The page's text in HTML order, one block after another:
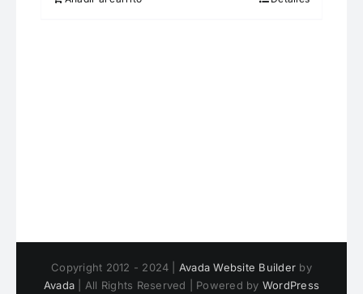
Copyright 2012 - 2024 | Avada Website Builder by
Avada | All Rights Reserved | Powered by WordPress